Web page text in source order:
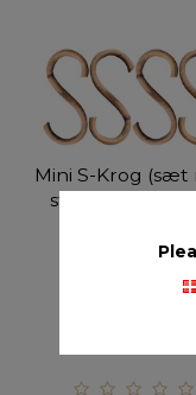
Mini S-Krog (sæt
stk. / 1 str.) -
B5,5 x H10,5 cm